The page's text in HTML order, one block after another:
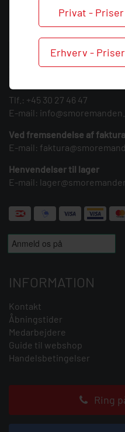
Privat -
Erhverv -
KONTAKT
Smøremanden A/S
CVR: 39683717
Søndergården 3
Tlf.: +45 30 27 46 47
E-mail:
Ved fremsendelse af faktura
E-mail:
Henvendelser til lager
E-mail:
INFORMATION
Kontakt
Åbningstider
Medarbejdere
Guide til webshop
Handelsbetingelser
Ring